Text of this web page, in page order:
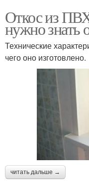
Откос из
нужно знать
Технические
чего оно изготовлено.
читать дальше →